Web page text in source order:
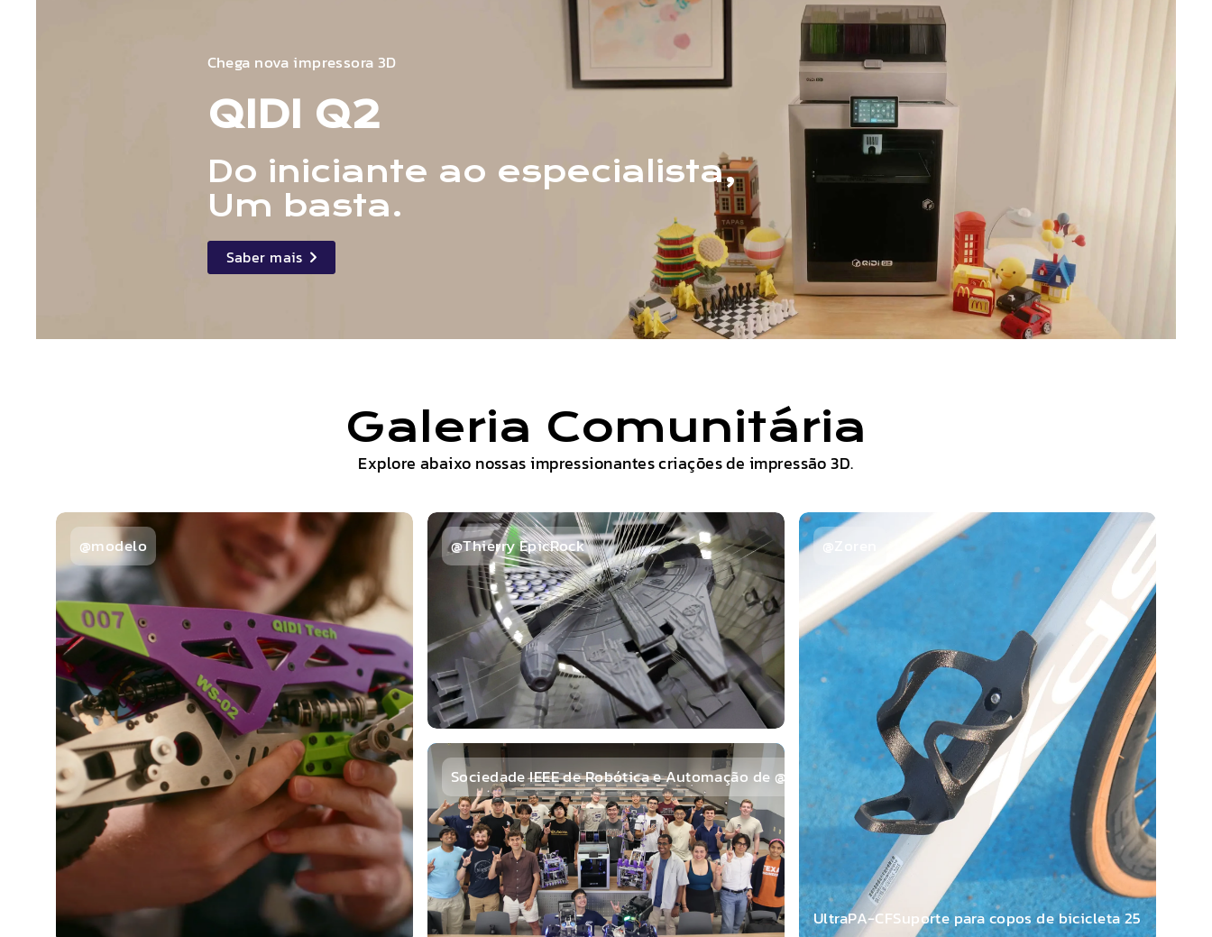
Chega nova impressora 3D
QIDI Q2
Do iniciante ao especialista,
Um basta.
details
Saber mais
Galeria Comunitária
Explore abaixo nossas impressionantes criações de impressão 3D.
@modelo @Thierry EpicRock
Sociedade IEEE de Robótica e Automação de @Austin
@Zoren
UltraPA-CFSuporte para copos de bicicleta 25